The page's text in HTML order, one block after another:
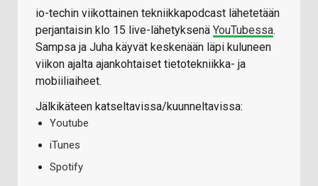
io-techin viikottainen tekniikkapodcast lähetetään
perjantaisin klo 15 live-lähetyksenä YouTubessa.
Sampsa ja Juha käyvät keskenään läpi kuluneen
viikon ajalta ajankohtaiset tietotekniikka- ja
mobiiliaiheet.
Jälkikäteen katseltavissa/kuunneltavissa:
Youtube
iTunes
Spotify